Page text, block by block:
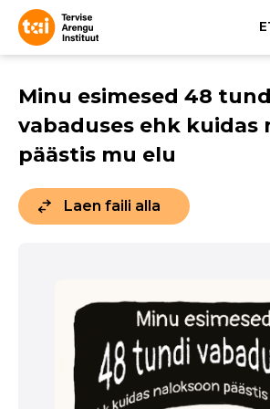
Minu esimesed 48
vabaduses ehk kuidas
päästis mu elu
Laen faili alla